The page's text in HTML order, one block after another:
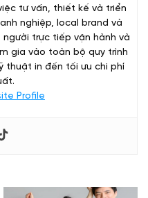
tư vấn, thiết kế và triển
nghiệp, local brand và
người trực tiếp vận hành và
gia vào toàn bộ quy trình
thuật in đến tối ưu chi phí
Profile